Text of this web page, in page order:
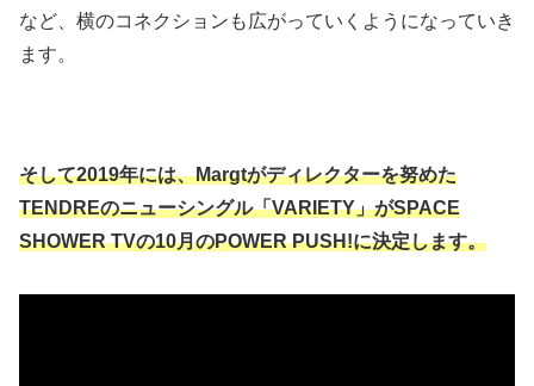
など、横のコネクションも広がっていくようになっていき
ます。
そして2019年には、Margtがディレクターを努めた
TENDREのニューシングル「VARIETY」がSPACE
SHOWER TVの10月のPOWER PUSH!に決定します。